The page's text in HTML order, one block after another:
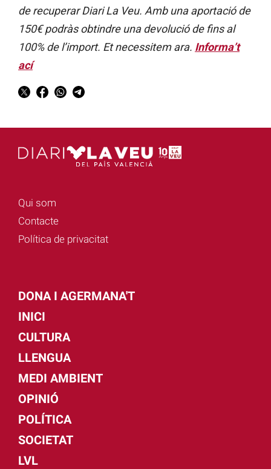
de recuperar Diari La Veu. Amb una aportació de
150€ podràs obtindre una devolució de fins al
100% de l’import. Et necessitem ara. Informa’t
ací
Qui som
Contacte
Política de privacitat
DONA I AGERMANA'T
INICI
CULTURA
LLENGUA
MEDI AMBIENT
OPINIÓ
POLÍTICA
SOCIETAT
LVL